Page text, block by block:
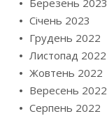
Березень 2023
Січень 2023
Грудень 2022
Листопад 2022
Жовтень 2022
Вересень 2022
Серпень 2022